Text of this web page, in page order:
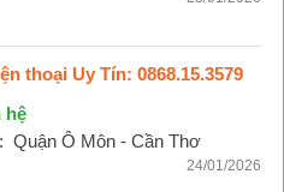
thoại Uy Tín: 0868.15.3579
hệ
Quận Ô Môn - Cần Thơ
24/01/2026